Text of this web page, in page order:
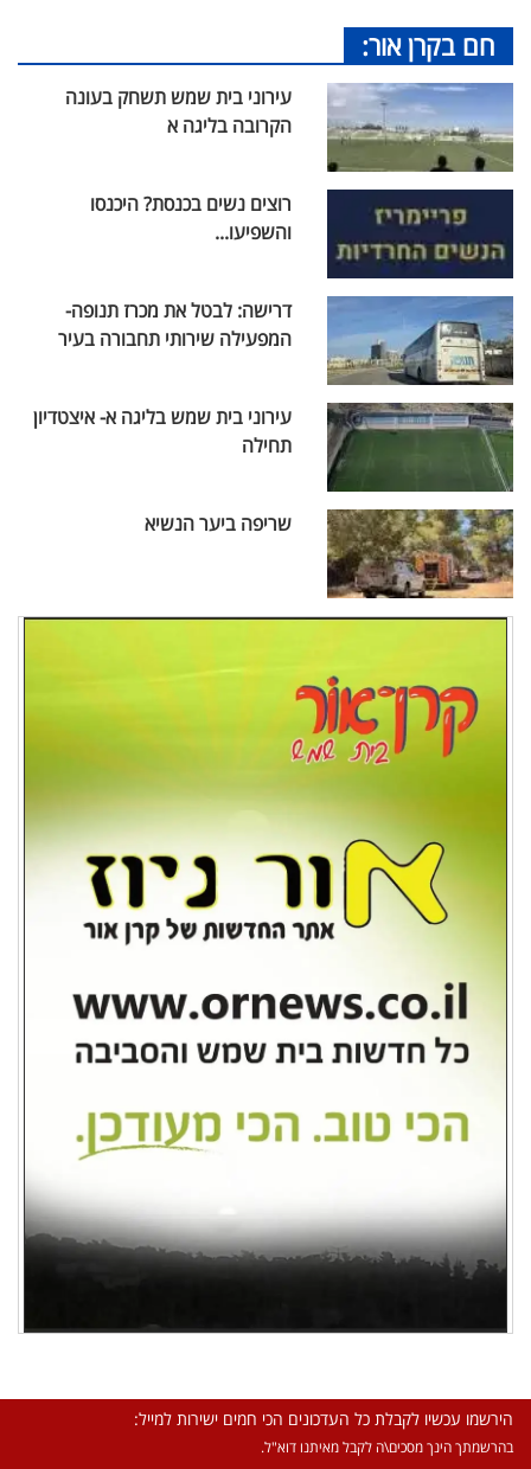
חם בקרן אור:
עירוני בית שמש תשחק בעונה
הקרובה בליגה א
רוצים נשים בכנסת? היכנסו
והשפיעו...
דרישה: לבטל את מכרז תנופה-
המפעילה שירותי תחבורה בעיר
עירוני בית שמש בליגה א- איצטדיון
תחילה
שריפה ביער הנשיא
הירשמו עכשיו לקבלת כל העדכונים הכי חמים ישירות למייל:
בהרשמתך הינך מסכים\ה לקבל מאיתנו דוא"ל.